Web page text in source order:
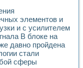
в процесе
WORKBENCH-
«Цифровые
на основе LabVIEW
теории коммутации
для создания
элементов и
и с усилителем
В блоке на
давно пройдена
стали
сферы